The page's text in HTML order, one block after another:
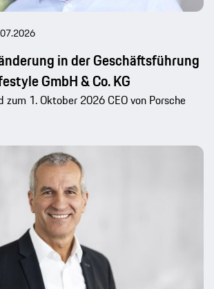
in der Geschäftsführung
GmbH & Co. KG
zum 1. Oktober 2026 CEO von Porsche